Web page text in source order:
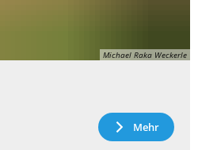
Michael Raka Weckerle
Mehr